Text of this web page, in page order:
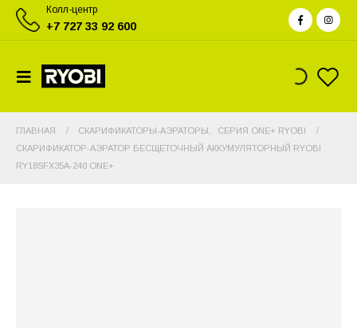
Колл-центр
+7 727 33 92 600
ГЛАВНАЯ СКАРИФИКАТОРЫ-АЭРАТОРЫ
СЕРИЯ ONE+ RYOBI
СКАРИФИКАТОР-АЭРАТОР БЕСЩЕТОЧНЫЙ АККУМУЛЯТОРНЫЙ RYOBI
RY18SFX35A-240 ONE+